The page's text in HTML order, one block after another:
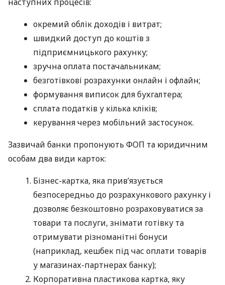
окремий облік доходів і витрат;
швидкий доступ до коштів з
підприємницького рахунку;
зручна оплата постачальникам;
безготівкові розрахунки онлайн і офлайн;
формування виписок для бухгалтера;
сплата податків у кілька кліків;
керування через мобільний застосунок.
Зазвичай банки пропонують ФОП та юридичним
особам два види карток:
Бізнес-картка, яка прив’язується
безпосередньо до розрахункового рахунку і
дозволяє безкоштовно розраховуватися за
товари та послуги, знімати готівку та
отримувати різноманітні бонуси
(наприклад, кешбек під час оплати товарів
у магазинах-партнерах банку);
Корпоративна пластикова картка, яку